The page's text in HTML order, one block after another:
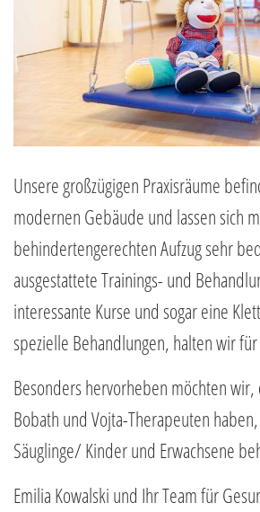
Unsere großzügigen Praxisräume
modernen Gebäude und lassen sich
behindertengerechten Aufzug sehr
ausgestattete Trainings- und
interessante Kurse und sogar eine
spezielle Behandlungen, halten wir
Besonders hervorheben möchten
Bobath und Vojta-Therapeuten
Säuglinge/ Kinder und Erwachsene
Emilia Kowalski und Ihr Team für